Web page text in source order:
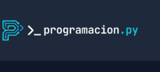
contenido